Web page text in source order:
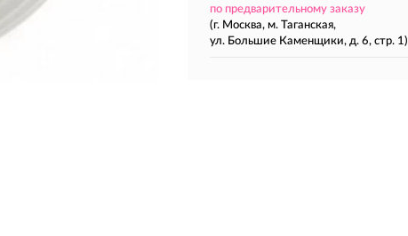
по предварительному заказу
(г. Москва, м. Таганская,
ул. Большие Каменщики, д. 6, стр. 1)